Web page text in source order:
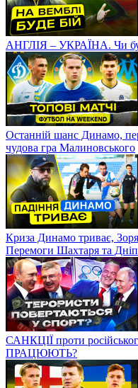
АНГЛІЯ – УКРАЇНА. Чи
Останній шанс Динамо,
чудова гра Малиновського
Криза Динамо триває, Зоря
Перемоги Шахтаря та
САНКЦІЇ проти
ПРАЦЮЮТЬ?